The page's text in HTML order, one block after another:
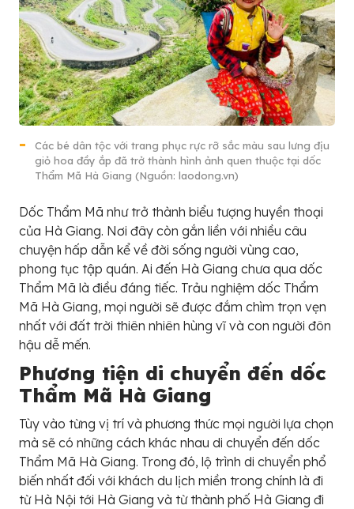
Các bé dân tộc với trang phục rực rỡ sắc màu sau lưng địu
giỏ hoa đầy ắp đã trở thành hình ảnh quen thuộc tại dốc
Thẩm Mã Hà Giang (Nguồn: laodong.vn)
Dốc Thẩm Mã như trở thành biểu tượng huyền thoại
của Hà Giang. Nơi đây còn gắn liền với nhiều câu
chuyện hấp dẫn kể về đời sống người vùng cao,
phong tục tập quán. Ai đến Hà Giang chưa qua dốc
Thẩm Mã là điều đáng tiếc. Trảu nghiệm dốc Thẩm
Mã Hà Giang, mọi người sẽ được đắm chìm trọn vẹn
nhất với đất trời thiên nhiên hùng vĩ và con người đôn
hậu dễ mến.
Phương tiện di chuyển đến dốc
Thẩm Mã Hà Giang
Tùy vào từng vị trí và phương thức mọi người lựa chọn
mà sẽ có những cách khác nhau di chuyển đến dốc
Thẩm Mã Hà Giang. Trong đó, lộ trình di chuyển phổ
biến nhất đối với khách du lịch miền trong chính là đi
từ Hà Nội tới Hà Giang và từ thành phố Hà Giang đi